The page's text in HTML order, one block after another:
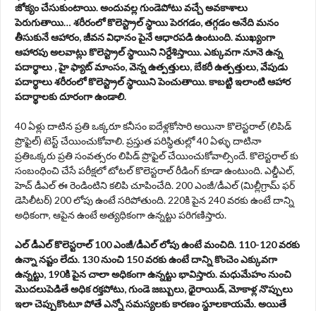
జోక్యం చేసుకుంటాయి. అందువల్ల గుండెపోటు వచ్చే అవకాశాలు
పెరుగుతాయి… శరీరంలో కొలెస్ట్రాల్ స్థాయి పెరగడం, తగ్గడం అనేది మనం
తీసుకునే ఆహారం, జీవన విధానం పైనే ఆధారపడి ఉంటుంది. ముఖ్యంగా
ఆహారపు అలవాట్లు కొలెస్ట్రాల్ స్థాయిని నిర్దేశిస్తాయి. ఎక్కువగా నూనె ఉన్న
పదార్థాలు , హై ఫ్యాట్ మాంసం, వెన్న ఉత్పత్తులు, బేకరీ ఉత్పత్తులు, వేపుడు
పదార్థాలు శరీరంలో కొలెస్ట్రాల్ స్థాయిని పెంచుతాయి. కాబట్టి ఇలాంటి ఆహార
పదార్థాలకు దూరంగా ఉండాలి.
40 ఏళ్లు దాటిన ప్రతి ఒక్కరూ కనీసం ఐదేళ్లకోసారి అయినా కొలెస్టరాల్ (లిపిడ్
ప్రొఫైల్) టెస్ట్ చేయించుకోవాలి. ప్రస్తుత పరిస్థితుల్లో 40 ఏళ్ళు దాటినా
ప్రతిఒక్కరు ప్రతి సంవత్సరం లిపిడ్ ప్రొఫైల్ చేయించుకోవాల్సిందే. కొలెస్టరాల్ కు
సంబంధించి చేసే పరీక్షలో టోటల్ కొలెస్టరాల్ రీడింగ్ కూడా ఉంటుంది. ఎల్డీఎల్,
హెచ్ డీఎల్ ఈ రెండింటిని కలిపి చూపించేది. 200 ఎంజీ/డీఎల్ (మిల్లీగ్రామ్ ఫర్
డెసిలీటర్) 200 లోపు ఉంటే సరిపోతుంది. 220కి పైన 240 వరకు ఉంటే దాన్ని
అధికంగా, ఆపైన ఉంటే అత్యధికంగా ఉన్నట్టు పరిగణిస్తారు.
ఎల్ డీఎల్ కొలెస్టరాల్ 100 ఎంజీ/డీఎల్ లోపు ఉంటే మంచిది. 110-120 వరకు
ఉన్నా నష్టం లేదు. 130 నుంచి 150 వరకు ఉంటే దాన్ని కొంచెం ఎక్కువగా
ఉన్నట్టు, 190కి పైన చాలా అధికంగా ఉన్నట్టు భావిస్తారు. మధుమేహం నుంచి
మొదలుపెడితే అధిక రక్తపోటు, గుండె జబ్బులు, థైరాయిడ్‌, మోకాళ్ల నొప్పులు
ఇలా చెప్పుకొంటూ పోతే ఎన్నో సమస్యలకు కారణం స్థూలకాయమే. అయితే